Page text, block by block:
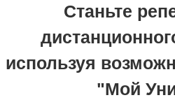
Станьте
используя
"Мой